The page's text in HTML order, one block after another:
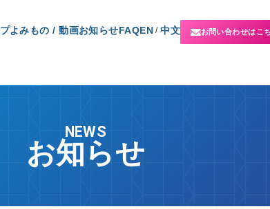
よみもの / 動画お知らせFAQEN /中文 お問い合わせはこ
NEWS
お知らせ